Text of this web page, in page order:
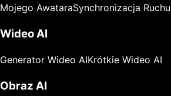
Mojego AwataraSynchronizacja
Wideo AI
Generator Wideo AIKrótkie Wideo AI
Obraz AI